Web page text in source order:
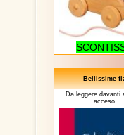
Bellissime
Da leggere davanti
acceso....